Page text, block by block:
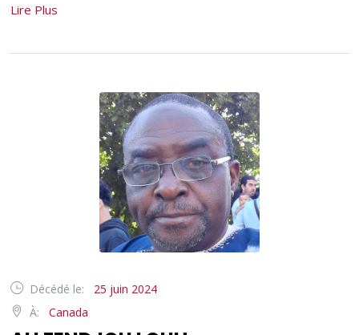
Lire Plus
Décédé le:
25 juin 2024
À:
Canada